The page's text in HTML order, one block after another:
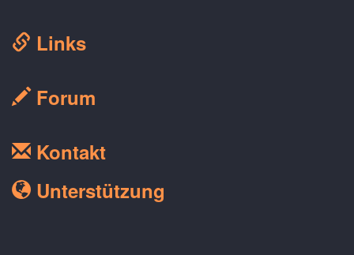
Links
Forum
Kontakt
Unterstützung